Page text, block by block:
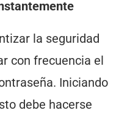
la seguridad
con frecuencia el
Iniciando
debe hacerse